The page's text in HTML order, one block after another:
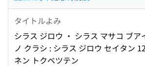
タイトルよみ
シラス ジロウ ・ シラス マサコ ブア
ノ クラシ : シラス ジロウ セイタン
ネン トクベツテン